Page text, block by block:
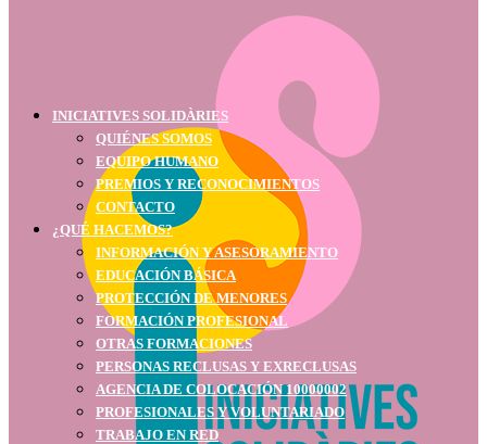
INICIATIVES SOLIDÀRIES
QUIÉNES SOMOS
EQUIPO HUMANO
PREMIOS Y RECONOCIMIENTOS
CONTACTO
¿QUÉ HACEMOS?
INFORMACIÓN Y ASESORAMIENTO
EDUCACIÓN BÁSICA
PROTECCIÓN DE MENORES
FORMACIÓN PROFESIONAL
OTRAS FORMACIONES
PERSONAS RECLUSAS Y EXRECLUSAS
AGENCIA DE COLOCACIÓN 10000002
PROFESIONALES Y VOLUNTARIADO
TRABAJO EN RED